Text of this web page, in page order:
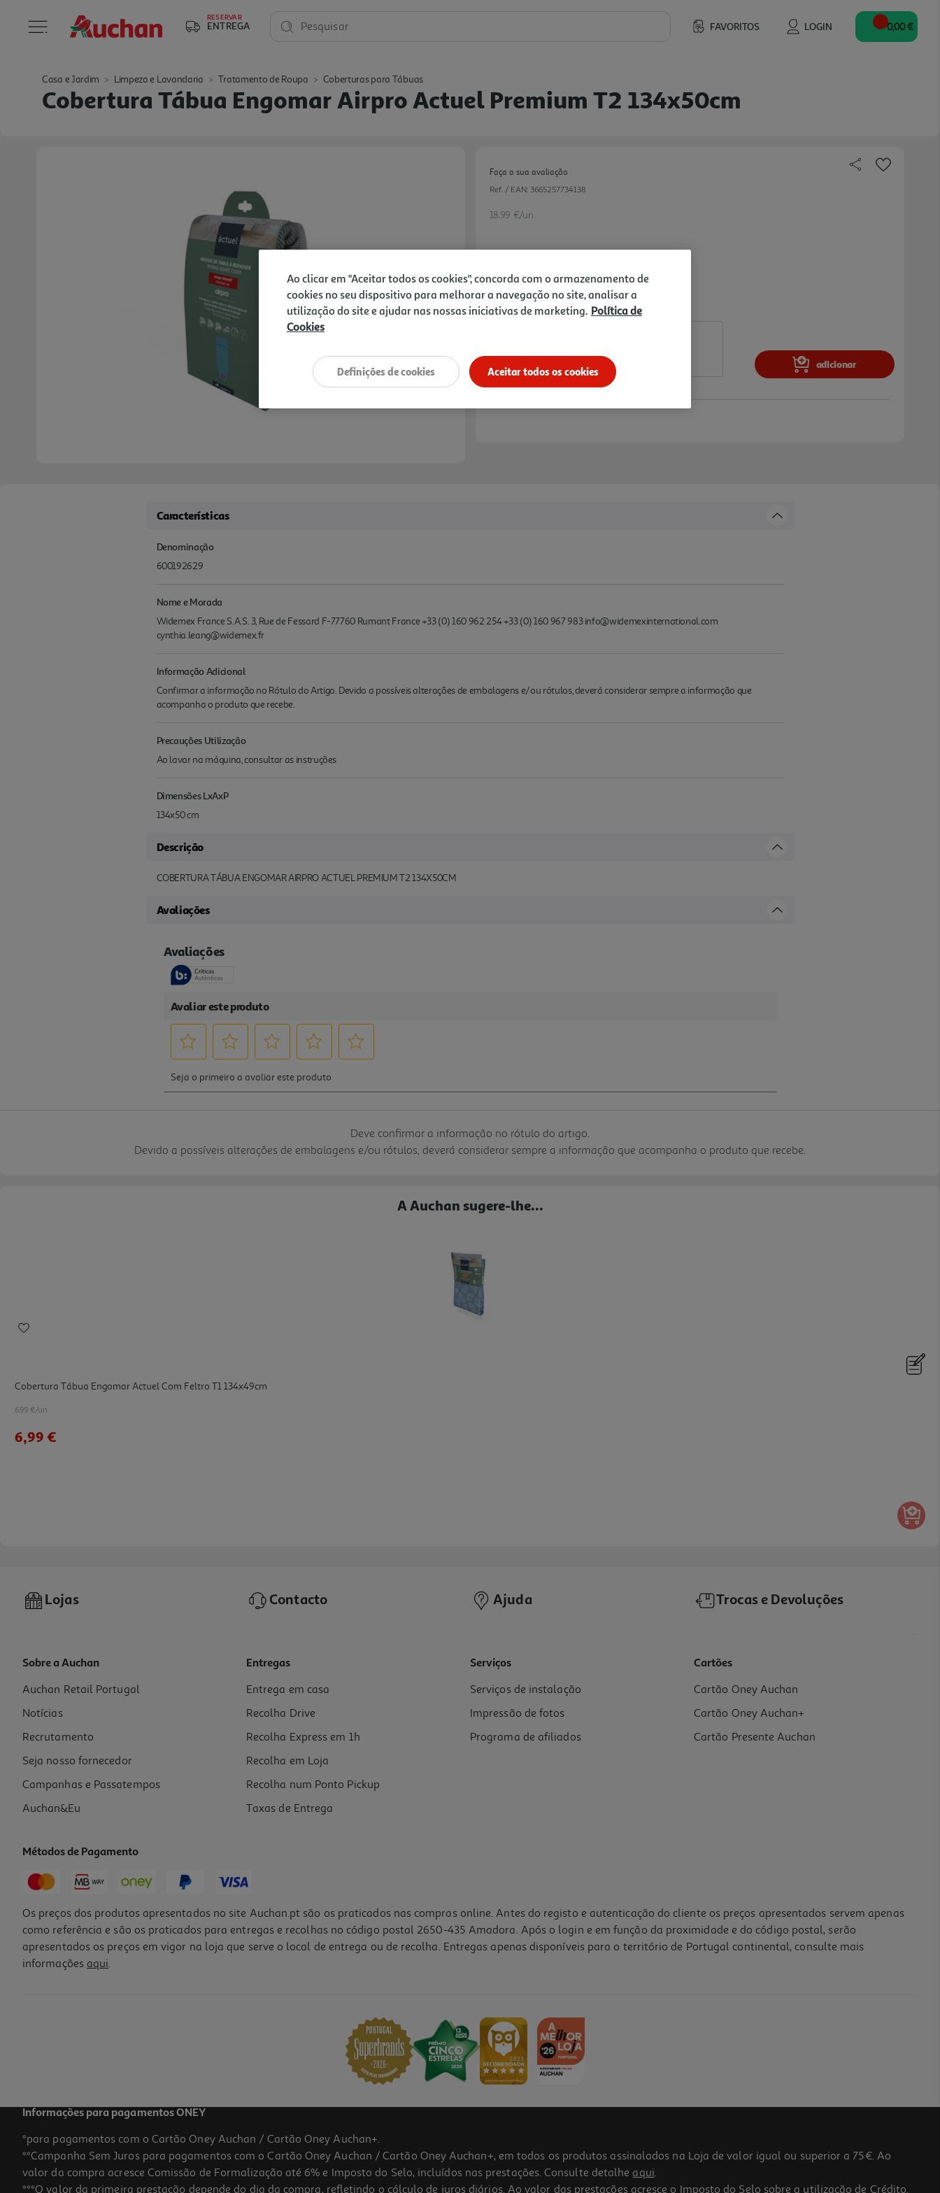
RESERVAR
ENTREGA FAVORITOS LOGIN
Pesquisar 0,00 €
Casa e Jardim Limpeza e Lavandaria Tratamento de Roupa Coberturas para Tábuas
Cobertura Tábua Engomar Airpro Actuel Premium T2 134x50cm
Faça a sua avaliação
Ref. / EAN: 3665257734138
18.99 €/un
18,99 €
Notas de preparação
adicionar
Características
Denominação
600192629
Nome e Morada
Widemex France S.A.S. 3, Rue de Fessard F-77760 Rumont France +33 (0) 160 962 254 +33 (0) 160 967 983 info@widemexinternational.com
cynthia.leang@widemex.fr
Informação Adicional
Confirmar a informação no Rótulo do Artigo. Devido a possíveis alterações de embalagens e/ou rótulos, deverá considerar sempre a informação que
acompanha o produto que recebe.
Precauções Utilização
Ao lavar na máquina, consultar as instruções
Dimensões LxAxP
134x50 cm
Descrição
COBERTURA TÁBUA ENGOMAR AIRPRO ACTUEL PREMIUM T2 134X50CM
Avaliações
Deve confirmar a informação no rótulo do artigo.
Devido a possíveis alterações de embalagens e/ou rótulos, deverá considerar sempre a informação que acompanha o produto que recebe.
A Auchan sugere-lhe...
Cobertura Tábua Engomar Actuel Com Feltro T1 134x49cm
6.99 €/un
6,99 €
Cobertura Tábua Engomar Actuel Algodão T1 132x49cm
6.99 €/un
6,99 €
Lojas Contacto Ajuda Trocas e Devoluções
Sobre a Auchan
Auchan Retail Portugal
Notícias
Recrutamento
Seja nosso fornecedor
Campanhas e Passatempos
Auchan&Eu
Entregas
Entrega em casa
Recolha Drive
Recolha Express em 1h
Recolha em Loja
Recolha num Ponto Pickup
Taxas de Entrega
Serviços
Serviços de instalação
Impressão de fotos
Programa de afiliados
Cartões
Cartão Oney Auchan
Cartão Oney Auchan+
Cartão Presente Auchan
Métodos de Pagamento
Os preços dos produtos apresentados no site Auchan.pt são os praticados nas compras online. Antes do registo e autenticação do cliente os preços apresentados servem apenas
como referência e são os praticados para entregas e recolhas no código postal 2650-435 Amadora. Após o login e em função da proximidade e do código postal, serão
apresentados os preços em vigor na loja que serve o local de entrega ou de recolha. Entregas apenas disponíveis para o território de Portugal continental, consulte mais
informações aqui.
Informações para pagamentos ONEY
*para pagamentos com o Cartão Oney Auchan / Cartão Oney Auchan+.
**Campanha Sem Juros para pagamentos com o Cartão Oney Auchan / Cartão Oney Auchan+, em todos os produtos assinalados na Loja de valor igual ou superior a 75€. Ao
valor da compra acresce Comissão de Formalização até 6% e Imposto do Selo, incluídos nas prestações. Consulte detalhe aqui.
***O valor da primeira prestação depende do dia da compra, refletindo o cálculo de juros diários. Ao valor das prestações acresce o Imposto do Selo sobre a utilização de Crédito.
Ao clicar em "Aceitar todos os cookies", concorda com o armazenamento de
cookies no seu dispositivo para melhorar a navegação no site, analisar a
utilização do site e ajudar nas nossas iniciativas de marketing. Política de
Cookies
Aceitar todos os cookies
Definições de cookies